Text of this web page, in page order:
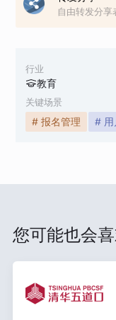
行业
教育
关键场景
# 报名管理 # 用
自由转发分享
您可能也会